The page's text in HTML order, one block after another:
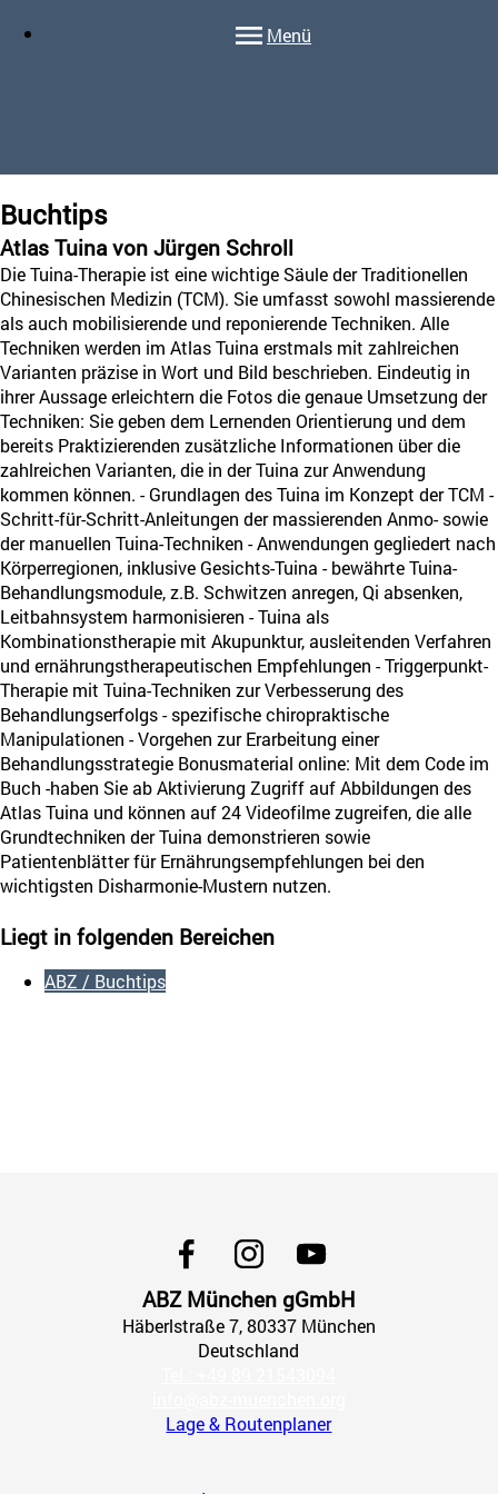
Menü
Buchtips
Atlas Tuina von Jürgen Schroll
Die Tuina-Therapie ist eine wichtige Säule der Traditionellen
Chinesischen Medizin (TCM). Sie umfasst sowohl massierende
als auch mobilisierende und reponierende Techniken. Alle
Techniken werden im Atlas Tuina erstmals mit zahlreichen
Varianten präzise in Wort und Bild beschrieben. Eindeutig in
ihrer Aussage erleichtern die Fotos die genaue Umsetzung der
Techniken: Sie geben dem Lernenden Orientierung und dem
bereits Praktizierenden zusätzliche Informationen über die
zahlreichen Varianten, die in der Tuina zur Anwendung
kommen können. - Grundlagen des Tuina im Konzept der TCM -
Schritt-für-Schritt-Anleitungen der massierenden Anmo- sowie
der manuellen Tuina-Techniken - Anwendungen gegliedert nach
Körperregionen, inklusive Gesichts-Tuina - bewährte Tuina-
Behandlungsmodule, z.B. Schwitzen anregen, Qi absenken,
Leitbahnsystem harmonisieren - Tuina als
Kombinationstherapie mit Akupunktur, ausleitenden Verfahren
und ernährungstherapeutischen Empfehlungen - Triggerpunkt-
Therapie mit Tuina-Techniken zur Verbesserung des
Behandlungserfolgs - spezifische chiropraktische
Manipulationen - Vorgehen zur Erarbeitung einer
Behandlungsstrategie Bonusmaterial online: Mit dem Code im
Buch -haben Sie ab Aktivierung Zugriff auf Abbildungen des
Atlas Tuina und können auf 24 Videofilme zugreifen, die alle
Grundtechniken der Tuina demonstrieren sowie
Patientenblätter für Ernährungsempfehlungen bei den
wichtigsten Disharmonie-Mustern nutzen.
Liegt in folgenden Bereichen
ABZ / Buchtips
ABZ München gGmbH
Häberlstraße7, 80337 München
Deutschland
Lage & Routenplaner